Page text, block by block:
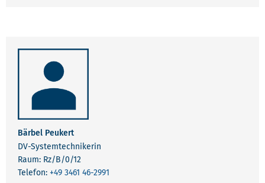
Bärbel Peukert
DV-Systemtechnikerin
Raum: Rz/B/0/12
Telefon: +49 3461 46-2991